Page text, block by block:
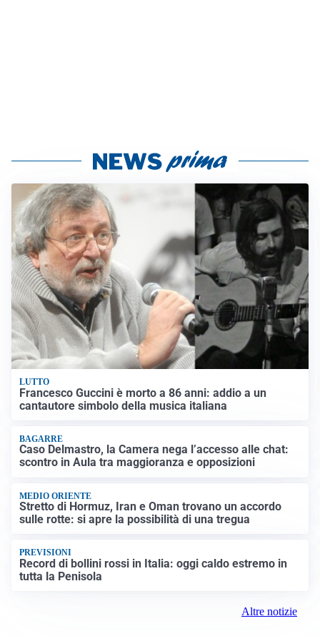
LUTTO
Francesco Guccini è morto a 86 anni: addio a un
cantautore simbolo della musica italiana
BAGARRE
Caso Delmastro, la Camera nega l’accesso alle chat:
scontro in Aula tra maggioranza e opposizioni
MEDIO ORIENTE
Stretto di Hormuz, Iran e Oman trovano un accordo
sulle rotte: si apre la possibilità di una tregua
PREVISIONI
Record di bollini rossi in Italia: oggi caldo estremo in
tutta la Penisola
Altre notizie